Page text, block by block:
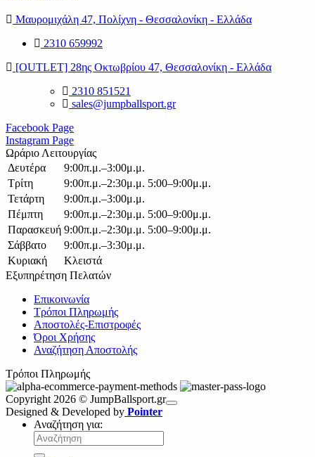
Μαυρομιχάλη 47, Πολίχνη - Θεσσαλονίκη - Ελλάδα
2310 659992
[OUTLET] 28ης Οκτωβρίου 47, Θεσσαλονίκη - Ελλάδα
2310 851521
sales@jumpballsport.gr
Facebook Page
Instagram Page
Ωράριο Λειτουργίας
Δευτέρα
9:00π.μ.–3:00μ.μ.
Τρίτη
9:00π.μ.–2:30μ.μ. 5:00–9:00μ.μ.
Τετάρτη
9:00π.μ.–3:00μ.μ.
Πέμπτη
9:00π.μ.–2:30μ.μ. 5:00–9:00μ.μ.
Παρασκευή 9:00π.μ.–2:30μ.μ. 5:00–9:00μ.μ.
Σάββατο
9:00π.μ.–3:30μ.μ.
Κυριακή
Κλειστά
Εξυπηρέτηση Πελατών
Επικοινωνία
Τρόποι Πληρωμής
Αποστολές-Επιστροφές
Όροι Χρήσης
Αναζήτηση Αποστολής
Τρόποι Πληρωμής
Copyright 2026 © JumpBallsport.gr
Designed & Developed by Pointer
Αναζήτηση για: